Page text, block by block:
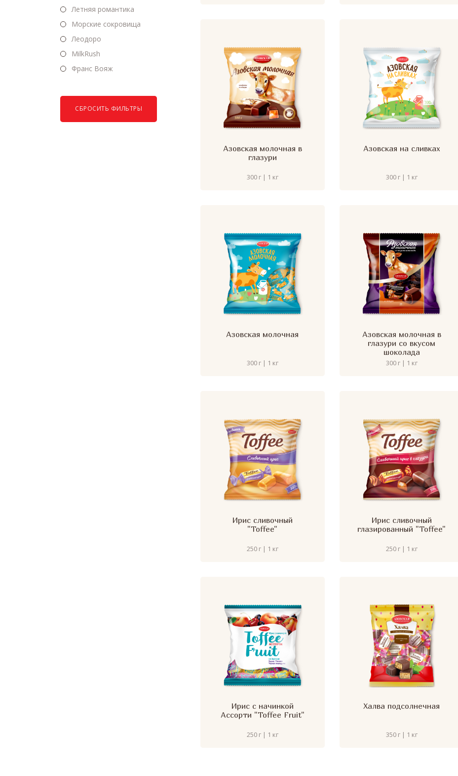
Летняя романтика
Морские сокровища
Леодоро
MilkRush
Франс Вояж
СБРОСИТЬ ФИЛЬТРЫ
Азовская молочная в
глазури
300 г | 1 кг
Азовская на сливках
300 г | 1 кг
Азовская молочная
300 г | 1 кг
Азовская молочная в
глазури со вкусом
шоколада
300 г | 1 кг
Ирис сливочный
"Toffee"
250 г | 1 кг
Ирис сливочный
глазированный "Toffee"
250 г | 1 кг
Ирис с начинкой
Ассорти "Toffee Fruit"
250 г | 1 кг
Халва подсолнечная
350 г | 1 кг